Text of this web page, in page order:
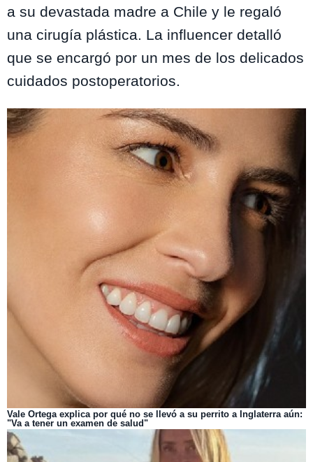
a su devastada madre a Chile y le regaló
una cirugía plástica. La influencer detalló
que se encargó por un mes de los delicados
cuidados postoperatorios.
Vale Ortega explica por qué no se llevó a su perrito a Inglaterra aún:
"Va a tener un examen de salud"